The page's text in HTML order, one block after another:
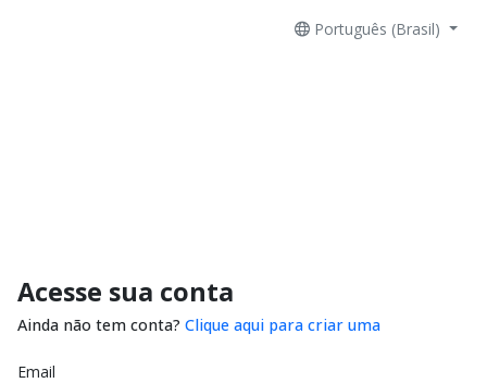
Português (Brasil)
Acesse sua conta
Ainda não tem conta? Clique aqui para criar uma
Email